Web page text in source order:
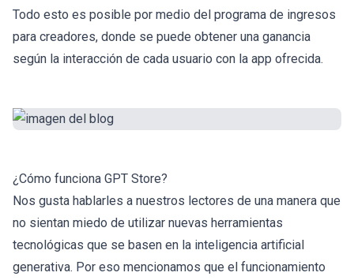
Todo esto es posible por medio del programa de ingresos
para creadores, donde se puede obtener una ganancia
según la interacción de cada usuario con la app ofrecida.
¿Cómo funciona GPT Store?
Nos gusta hablarles a nuestros lectores de una manera que
no sientan miedo de utilizar nuevas herramientas
tecnológicas que se basen en la inteligencia artificial
generativa. Por eso mencionamos que el funcionamiento